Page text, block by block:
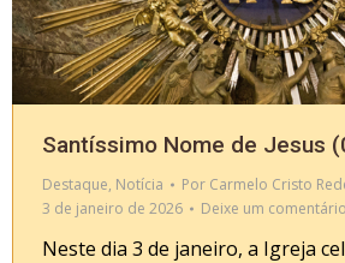
Santíssimo Nome de Jesus
Destaque, Notícia Por Carmelo Cristo
3 de janeiro de 2026
Deixe um comentário
Neste dia 3 de janeiro, a Igreja